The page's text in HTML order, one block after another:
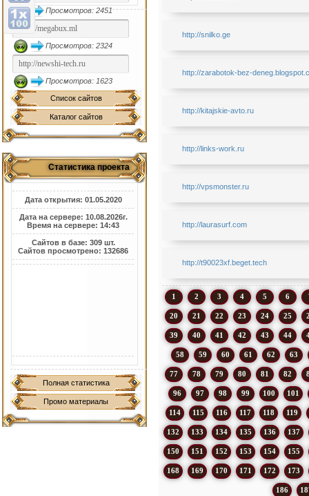
Просмотров: 2451
Просмотров: 2324
Просмотров: 1623
Список сайтов
Каталог сайтов
Статистика проекта
Дата открытия: 01.05.2020
Дата на сервере: 10.08.2026г.
Время на сервере: 14:43
Сайтов в базе: 309 шт.
Сайтов просмотрено: 132686
Полная статистика
Промо материалы
http://snilko.ge
http://zarabotok-bez-
http://kitajskie-avto.ru
http://links-work.ru
http://vpsmonster.ru
http://laurasurf.com
http://t90023xf.beget.tech
1 2 3 4 5 6
20 21 22 23 24 25
39 40 41 42 43 44
58 59 60 61 62 63
77 78 79 80 81 82
96 97 98 99 100 101
114 115 116 117 118 119
132 133 134 135 136 137
150 151 152 153 154 155
168 169 170 171 172 173
186